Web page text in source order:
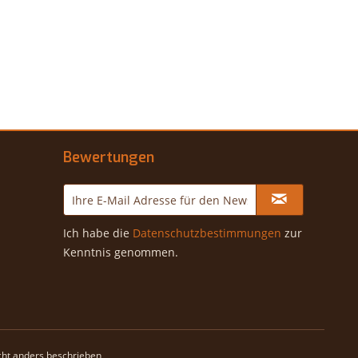
Bewertungen
Ich habe die Datenschutzbestimmungen zur
Kenntnis genommen.
anders beschrieben